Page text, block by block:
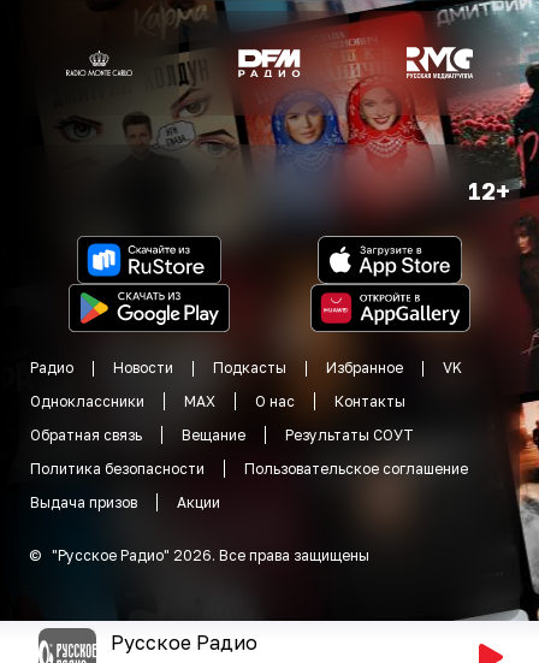
12+
Радио Новости Подкасты Избранное
VK
Одноклассники
MAX О нас
Контакты
Обратная связь
Вещание
Результаты СОУТ
Политика безопасности
Пользовательское соглашение
Выдача призов
Акции
© "Русское Радио" 2026. Все права защищены
Русское Радио